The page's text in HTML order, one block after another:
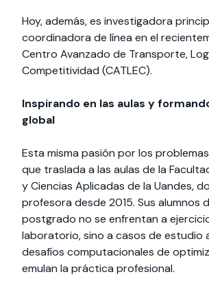
Hoy, además, es investigadora
coordinadora de línea en el
Centro Avanzado de Transporte,
Competitividad (CATLEC).
Inspirando en las aulas y
global
Esta misma pasión por los
que traslada a las aulas de la
y Ciencias Aplicadas de la Uandes,
profesora desde 2015. Sus alumnos
postgrado no se enfrentan a
laboratorio, sino a casos de estudio
desafíos computacionales de
emulan la práctica profesional.